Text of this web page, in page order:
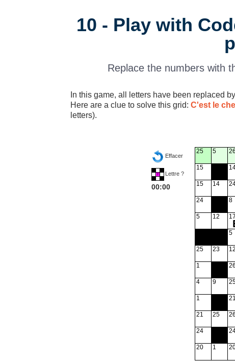
10 - Play with
Replace the numbers with
In this game, all letters have been replaced
Here are a clue to solve this grid: C'est le
letters).
Effacer
Lettre ?
00:00
25
15
15
24
5
25
1
4
1
21
24
20
5
14
12
23
9
25
1
26
8
17
5
12
26
21
26